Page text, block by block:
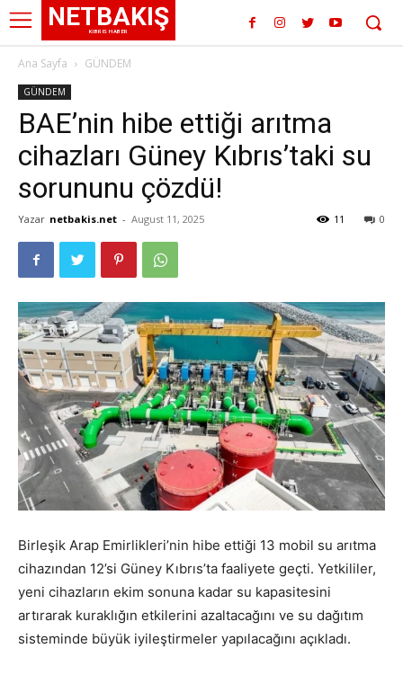
NETBAKIŞ
KIBRIS HABER
Ana Sayfa GÜNDEM
GÜNDEM
BAE’nin hibe ettiği arıtma
cihazları Güney Kıbrıs’taki su
sorununu çözdü!
Yazar netbakis.net - August 11, 2025 0
11
Birleşik Arap Emirlikleri’nin hibe ettiği 13 mobil su arıtma
cihazından 12’si Güney Kıbrıs’ta faaliyete geçti. Yetkililer,
yeni cihazların ekim sonuna kadar su kapasitesini
artırarak kuraklığın etkilerini azaltacağını ve su dağıtım
sisteminde büyük iyileştirmeler yapılacağını açıkladı.